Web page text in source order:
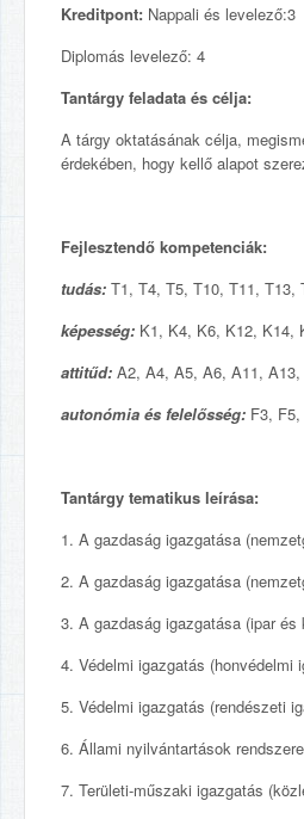
Kreditpont: Nappali és levelező:3
Diplomás levelező: 4
Tantárgy feladata és célja:
A tárgy oktatásának célja,
érdekében, hogy kellő alapot
Fejlesztendő kompetenciák:
tudás: T1, T4, T5, T10, T11, T13,
képesség: K1, K4, K6, K12, K14,
attitűd: A2, A4, A5, A6, A11,
autonómia és felelősség: F3,
Tantárgy tematikus leírása:
1. A gazdaság igazgatása
2. A gazdaság igazgatása
3. A gazdaság igazgatása (ipar
4. Védelmi igazgatás (honvédelmi
5. Védelmi igazgatás (rendészeti
6. Állami nyilvántartások rendszere
7. Területi-műszaki igazgatás